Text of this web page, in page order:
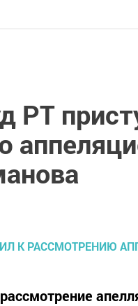
РТ